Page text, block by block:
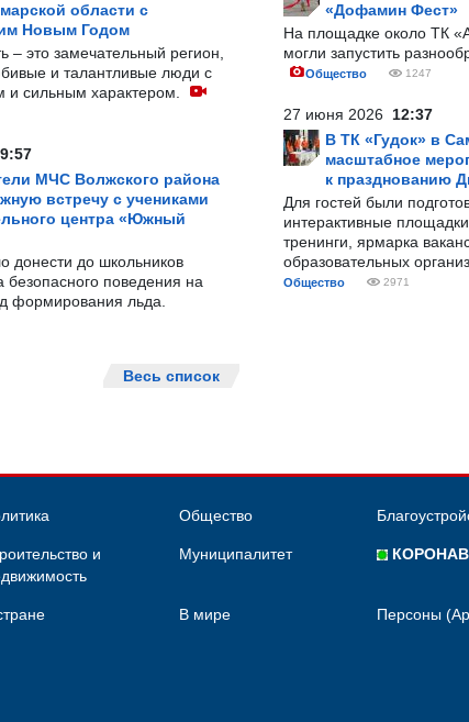
области с
Новым Годом
– это замечательный регион,
и талантливые люди с
и сильным характером.
МЧС Волжского района
встречу с учениками
центра «Южный
донести до школьников
безопасного поведения на
формирования льда.
Весь список
«Дофамин Фест»
На площадке около ТК
могли запустить
Общество 1247
27 июня 2026 12:37
В ТК «Гудок» в
масштабное
к празднованию
Для гостей были
интерактивные
тренинги, ярмарка
образовательных
Общество 2971
Общество
и
Муниципалитет
В мире Персоны